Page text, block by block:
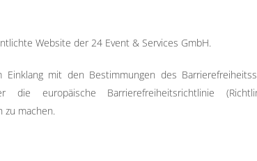
Website der 24 Event & Services GmbH.
mit den Bestimmungen des
die europäische Barrierefreiheitsrichtlinie
zu machen.